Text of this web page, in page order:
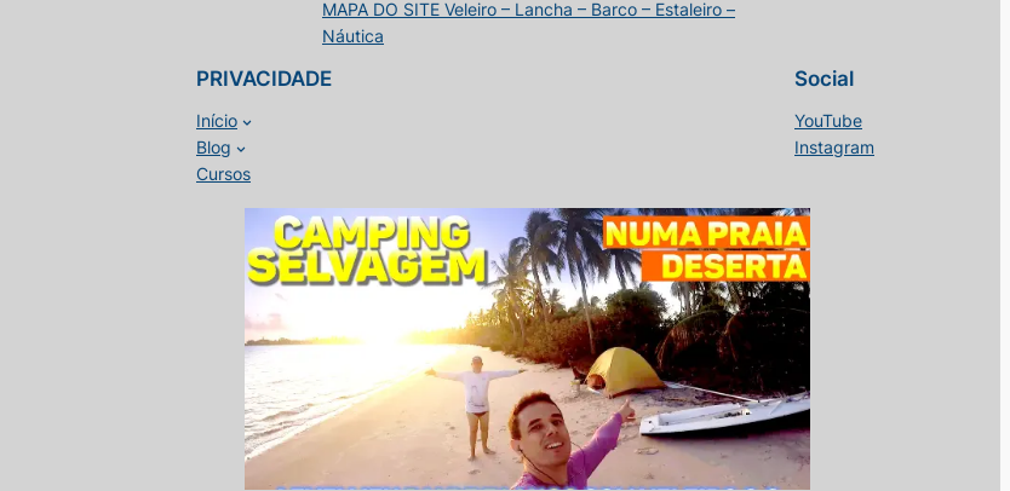
MAPA DO SITE Veleiro – Lancha – Barco – Estaleiro –
Náutica
PRIVACIDADE
Início
Blog
Cursos
Social
YouTube
Instagram